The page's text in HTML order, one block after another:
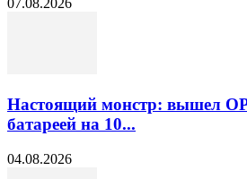
07.08.2026
Настоящий монстр: вышел
батареей на 10...
04.08.2026